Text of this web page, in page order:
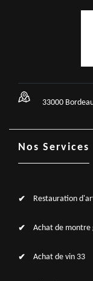
33000
Nos Services
Restauration
Achat de montre
Achat de vin 33